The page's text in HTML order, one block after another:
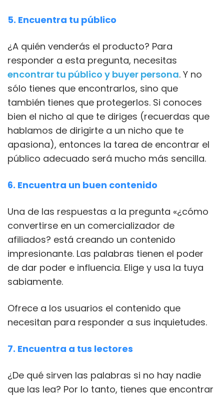
5. Encuentra tu público
¿A quién venderás el producto? Para
responder a esta pregunta, necesitas
encontrar tu público y buyer persona. Y no
sólo tienes que encontrarlos, sino que
también tienes que protegerlos. Si conoces
bien el nicho al que te diriges (recuerdas que
hablamos de dirigirte a un nicho que te
apasiona), entonces la tarea de encontrar el
público adecuado será mucho más sencilla.
6. Encuentra un buen contenido
Una de las respuestas a la pregunta «¿cómo
convertirse en un comercializador de
afiliados? está creando un contenido
impresionante. Las palabras tienen el poder
de dar poder e influencia. Elige y usa la tuya
sabiamente.
Ofrece a los usuarios el contenido que
necesitan para responder a sus inquietudes.
7. Encuentra a tus lectores
¿De qué sirven las palabras si no hay nadie
que las lea? Por lo tanto, tienes que encontrar